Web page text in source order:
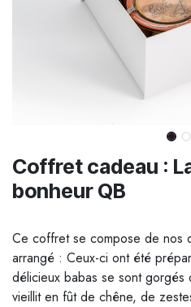
Coffret cadeau :
bonheur QB
Ce coffret se compose de nos
arrangé : Ceux-ci ont été
délicieux babas se sont gorgés
vieillit en fût de chêne, de